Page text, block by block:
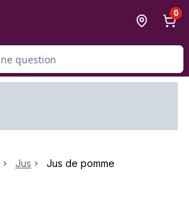
0
Jus Jus de pomme